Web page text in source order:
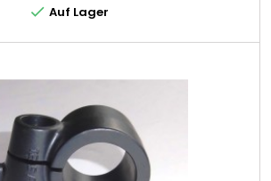
 Auf Lager